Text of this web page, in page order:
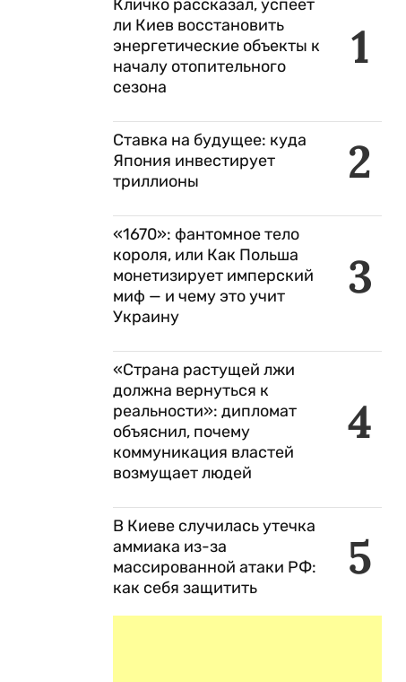
1
Кличко рассказал, успеет
ли Киев восстановить
энергетические объекты к
началу отопительного
сезона
2
Ставка на будущее: куда
Япония инвестирует
триллионы
3
«1670»: фантомное тело
короля, или Как Польша
монетизирует имперский
миф — и чему это учит
Украину
4
«Страна растущей лжи
должна вернуться к
реальности»: дипломат
объяснил, почему
коммуникация властей
возмущает людей
5
В Киеве случилась утечка
аммиака из-за
массированной атаки РФ:
как себя защитить